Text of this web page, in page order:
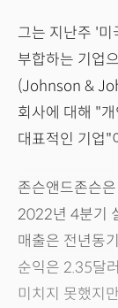
그는 지난주 '미
부합하는 기업
(Johnson &
회사에 대해 "
대표적인 기업"
존슨앤드존슨
2022년 4분기
매출은 전년동
순익은 2.35달
미치지 못했지